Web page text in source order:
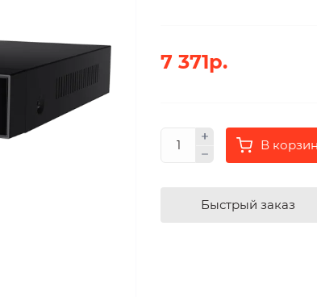
7 371р.
В
Быстрый заказ